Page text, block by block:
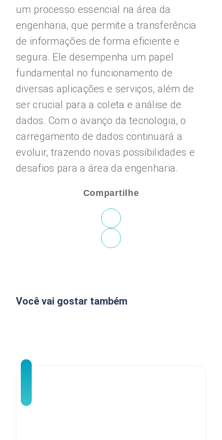
um processo essencial na área da
engenharia, que permite a transferência
de informações de forma eficiente e
segura. Ele desempenha um papel
fundamental no funcionamento de
diversas aplicações e serviços, além de
ser crucial para a coleta e análise de
dados. Com o avanço da tecnologia, o
carregamento de dados continuará a
evoluir, trazendo novas possibilidades e
desafios para a área da engenharia.
Compartilhe
Você vai gostar também